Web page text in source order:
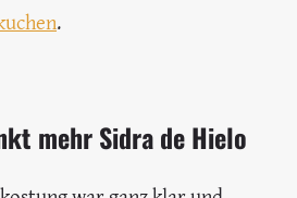
.
mehr Sidra de Hielo